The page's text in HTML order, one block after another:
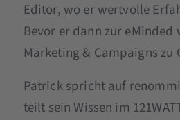
Editor, wo er wertvolle
Bevor er dann zur
Marketing & Campaigns zu
Patrick spricht auf
teilt sein Wissen im